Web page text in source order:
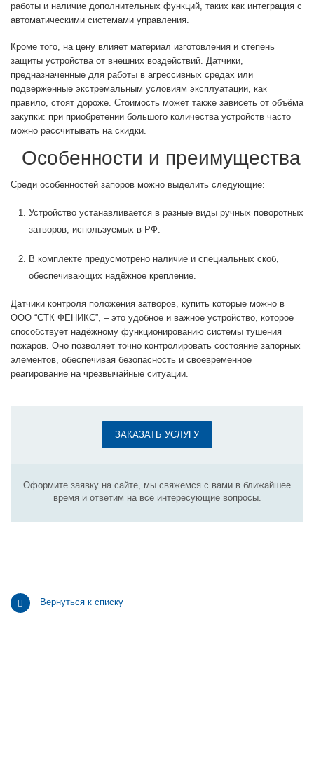
работы и наличие дополнительных функций, таких как интеграция с
автоматическими системами управления.
Кроме того, на цену влияет материал изготовления и степень
защиты устройства от внешних воздействий. Датчики,
предназначенные для работы в агрессивных средах или
подверженные экстремальным условиям эксплуатации, как
правило, стоят дороже. Стоимость может также зависеть от объёма
закупки: при приобретении большого количества устройств часто
можно рассчитывать на скидки.
Особенности и преимущества
Среди особенностей запоров можно выделить следующие:
Устройство устанавливается в разные виды ручных поворотных
затворов, используемых в РФ.
В комплекте предусмотрено наличие и специальных скоб,
обеспечивающих надёжное крепление.
Датчики контроля положения затворов, купить которые можно в
ООО “СТК ФЕНИКС”, – это удобное и важное устройство, которое
способствует надёжному функционированию системы тушения
пожаров. Оно позволяет точно контролировать состояние запорных
элементов, обеспечивая безопасность и своевременное
реагирование на чрезвычайные ситуации.
ЗАКАЗАТЬ УСЛУГУ
Оформите заявку на сайте, мы свяжемся с вами в ближайшее
время и ответим на все интересующие вопросы.
Вернуться к списку